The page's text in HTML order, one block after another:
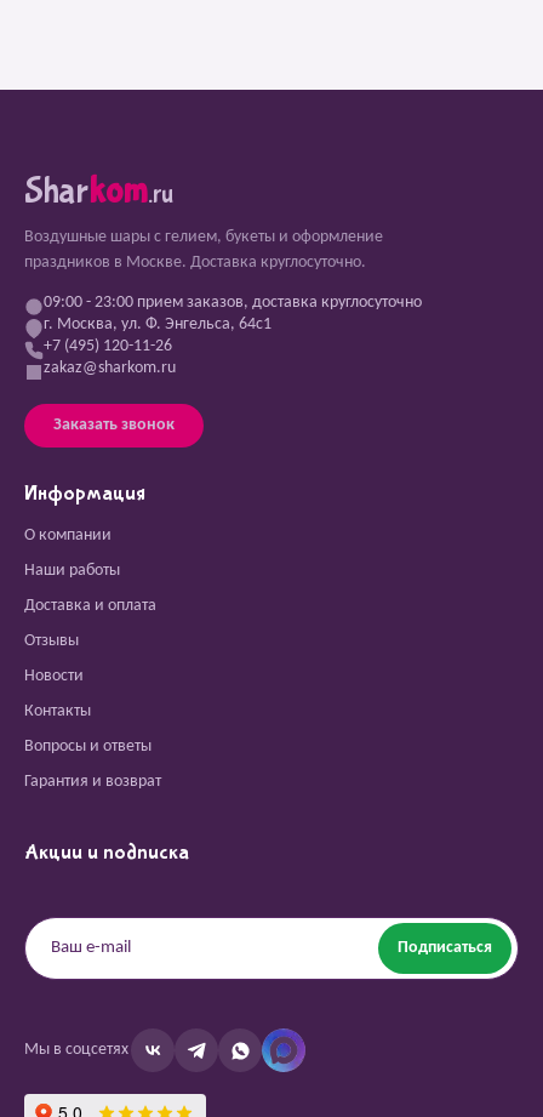
Sharkom.ru
Воздушные шары с гелием, букеты и оформление
праздников в Москве. Доставка круглосуточно.
09:00 - 23:00 прием заказов, доставка круглосуточно
г. Москва, ул. Ф. Энгельса, 64с1
+7 (495) 120-11-26
zakaz@sharkom.ru
Заказать звонок
Информация
О компании
Наши работы
Доставка и оплата
Отзывы
Новости
Контакты
Вопросы и ответы
Гарантия и возврат
Акции и подписка
Подписаться
Мы в соцсетях